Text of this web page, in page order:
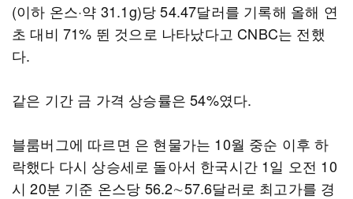
(이하 온스·약 31.1g)당 54.47달러를 기록해 올해 연
초 대비 71% 뛴 것으로 나타났다고 CNBC는 전했
다.
같은 기간 금 가격 상승률은 54%였다.
블룸버그에 따르면 은 현물가는 10월 중순 이후 하
락했다 다시 상승세로 돌아서 한국시간 1일 오전 10
시 20분 기준 온스당 56.2∼57.6달러로 최고가를 경